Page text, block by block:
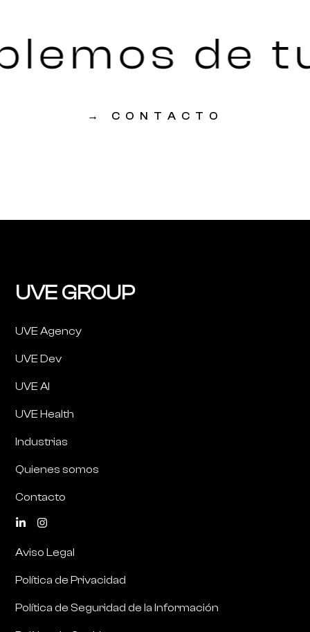
de
→ CONTACTO
UVE GROUP
UVE Agency
UVE Dev
UVE AI
UVE Health
Industrias
Quienes somos
Contacto
Aviso Legal
Política de Privacidad
Política de Seguridad de la Información